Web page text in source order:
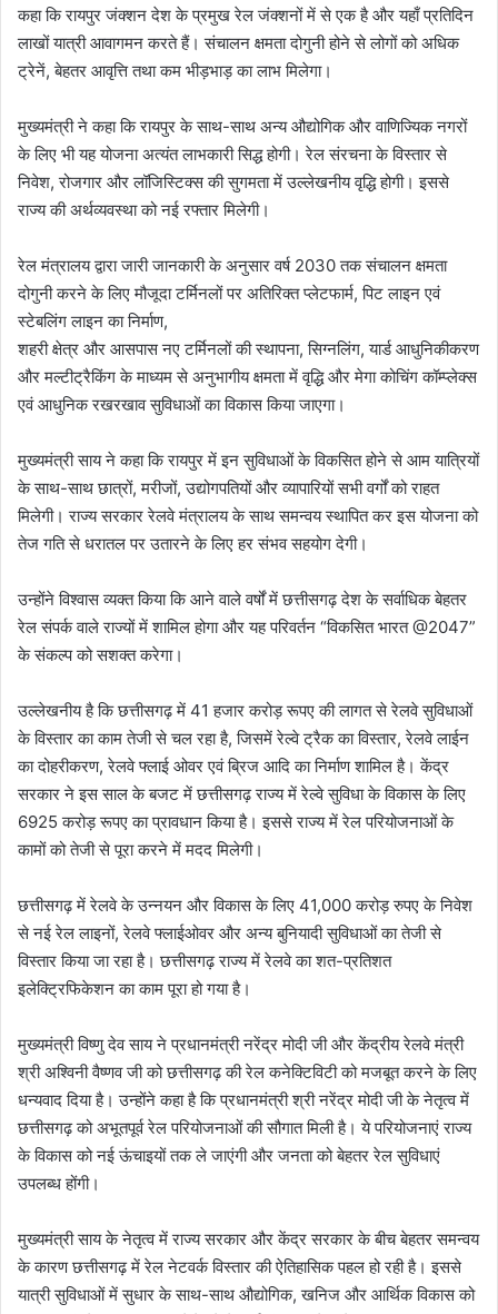
कहा कि रायपुर जंक्शन देश के प्रमुख रेल जंक्शनों में से एक है और यहाँ प्रतिदिन
लाखों यात्री आवागमन करते हैं। संचालन क्षमता दोगुनी होने से लोगों को अधिक
ट्रेनें, बेहतर आवृत्ति तथा कम भीड़भाड़ का लाभ मिलेगा।
मुख्यमंत्री ने कहा कि रायपुर के साथ-साथ अन्य औद्योगिक और वाणिज्यिक नगरों
के लिए भी यह योजना अत्यंत लाभकारी सिद्ध होगी। रेल संरचना के विस्तार से
निवेश, रोजगार और लॉजिस्टिक्स की सुगमता में उल्लेखनीय वृद्धि होगी। इससे
राज्य की अर्थव्यवस्था को नई रफ्तार मिलेगी।
रेल मंत्रालय द्वारा जारी जानकारी के अनुसार वर्ष 2030 तक संचालन क्षमता
दोगुनी करने के लिए मौजूदा टर्मिनलों पर अतिरिक्त प्लेटफार्म, पिट लाइन एवं
स्टेबलिंग लाइन का निर्माण,
शहरी क्षेत्र और आसपास नए टर्मिनलों की स्थापना, सिग्नलिंग, यार्ड आधुनिकीकरण
और मल्टीट्रैकिंग के माध्यम से अनुभागीय क्षमता में वृद्धि और मेगा कोचिंग कॉम्प्लेक्स
एवं आधुनिक रखरखाव सुविधाओं का विकास किया जाएगा।
मुख्यमंत्री साय ने कहा कि रायपुर में इन सुविधाओं के विकसित होने से आम यात्रियों
के साथ-साथ छात्रों, मरीजों, उद्योगपतियों और व्यापारियों सभी वर्गों को राहत
मिलेगी। राज्य सरकार रेलवे मंत्रालय के साथ समन्वय स्थापित कर इस योजना को
तेज गति से धरातल पर उतारने के लिए हर संभव सहयोग देगी।
उन्होंने विश्वास व्यक्त किया कि आने वाले वर्षों में छत्तीसगढ़ देश के सर्वाधिक बेहतर
रेल संपर्क वाले राज्यों में शामिल होगा और यह परिवर्तन “विकसित भारत @2047”
के संकल्प को सशक्त करेगा।
उल्लेखनीय है कि छत्तीसगढ़ में 41 हजार करोड़ रूपए की लागत से रेलवे सुविधाओं
के विस्तार का काम तेजी से चल रहा है, जिसमें रेल्वे ट्रैक का विस्तार, रेलवे लाईन
का दोहरीकरण, रेलवे फ्लाई ओवर एवं ब्रिज आदि का निर्माण शामिल है। केंद्र
सरकार ने इस साल के बजट में छत्तीसगढ़ राज्य में रेल्वे सुविधा के विकास के लिए
6925 करोड़ रूपए का प्रावधान किया है। इससे राज्य में रेल परियोजनाओं के
कामों को तेजी से पूरा करने में मदद मिलेगी।
छत्तीसगढ़ में रेलवे के उन्नयन और विकास के लिए 41,000 करोड़ रुपए के निवेश
से नई रेल लाइनों, रेलवे फ्लाईओवर और अन्य बुनियादी सुविधाओं का तेजी से
विस्तार किया जा रहा है। छत्तीसगढ़ राज्य में रेलवे का शत-प्रतिशत
इलेक्ट्रिफिकेशन का काम पूरा हो गया है।
मुख्यमंत्री विष्णु देव साय ने प्रधानमंत्री नरेंद्र मोदी जी और केंद्रीय रेलवे मंत्री
श्री अश्विनी वैष्णव जी को छत्तीसगढ़ की रेल कनेक्टिविटी को मजबूत करने के लिए
धन्यवाद दिया है। उन्होंने कहा है कि प्रधानमंत्री श्री नरेंद्र मोदी जी के नेतृत्व में
छत्तीसगढ़ को अभूतपूर्व रेल परियोजनाओं की सौगात मिली है। ये परियोजनाएं राज्य
के विकास को नई ऊंचाइयों तक ले जाएंगी और जनता को बेहतर रेल सुविधाएं
उपलब्ध होंगी।
मुख्यमंत्री साय के नेतृत्व में राज्य सरकार और केंद्र सरकार के बीच बेहतर समन्वय
के कारण छत्तीसगढ़ में रेल नेटवर्क विस्तार की ऐतिहासिक पहल हो रही है। इससे
यात्री सुविधाओं में सुधार के साथ-साथ औद्योगिक, खनिज और आर्थिक विकास को